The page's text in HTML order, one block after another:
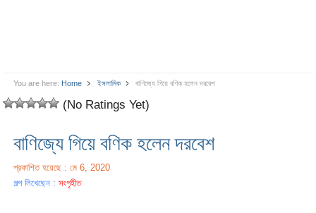
You are here: Home ইসলামিক বাণিজ্যে গিয়ে বণিক হলেন দরবেশ
(No Ratings Yet)
বাণিজ্যে গিয়ে বণিক হলেন দরবেশ
প্রকাশিত হয়েছে : মে 6, 2020
গল্প লিখেছেন :সংগৃহীত